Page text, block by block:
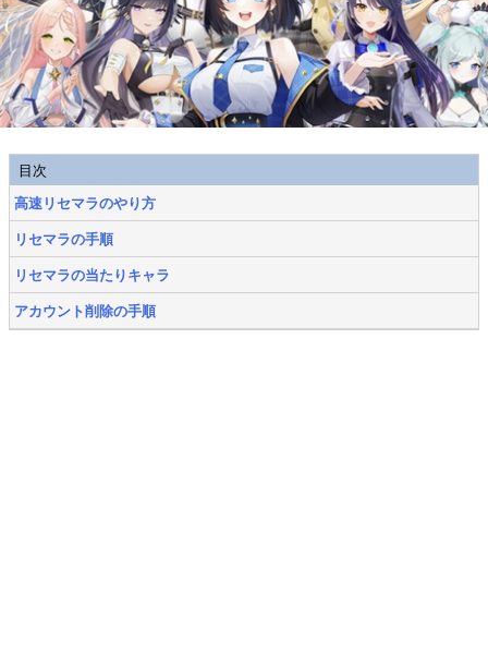
目次
高速リセマラのやり方
リセマラの手順
リセマラの当たりキャラ
アカウント削除の手順